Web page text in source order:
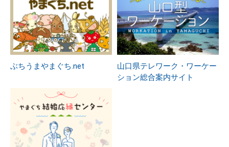
ぶちうまやまぐち.net
山口県テレワーク・ワーケー
ション総合案内サイト